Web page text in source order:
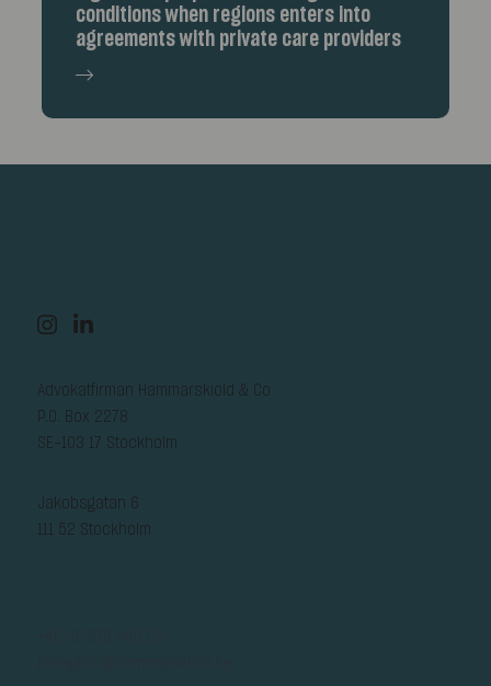
conditions when regions enters into
agreements with private care providers
Advokatfirman Hammarskiöld & Co
P.O. Box 2278
SE-103 17 Stockholm
Jakobsgatan 6
111 52 Stockholm